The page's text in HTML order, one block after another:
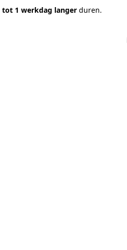
tot 1 werkdag langer duren.